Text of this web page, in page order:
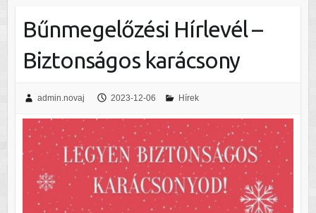
Bűnmegelőzési Hírlevél –
Biztonságos karácsony
admin.novaj 2023-12-06 Hírek